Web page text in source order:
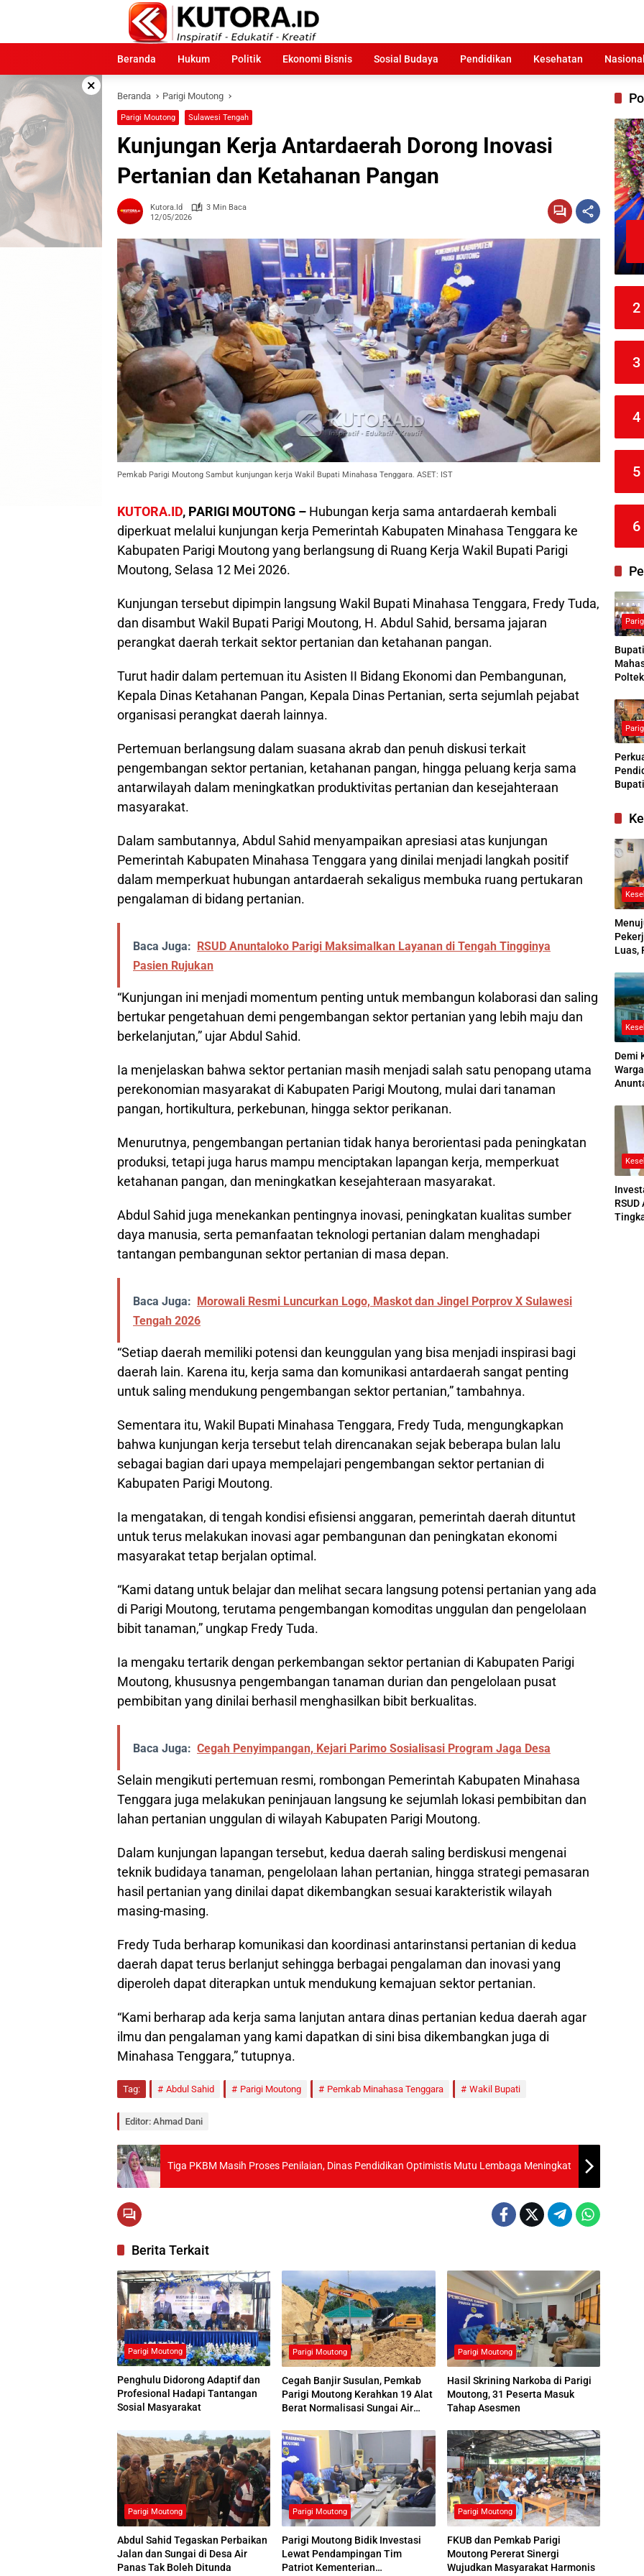
Beranda
Hukum Politik Ekonomi Bisnis Sosial Budaya Pendidikan Kesehatan Nasional
×
Beranda Parigi Moutong
Parigi Moutong Sulawesi Tengah
Kunjungan Kerja Antardaerah Dorong Inovasi
Pertanian dan Ketahanan Pangan
Kutora.id
3 Min Baca
12/05/2026
Pemkab Parigi Moutong Sambut kunjungan kerja Wakil Bupati Minahasa Tenggara. ASET: IST
KUTORA.ID, PARIGI MOUTONG – Hubungan kerja sama antardaerah kembali
diperkuat melalui kunjungan kerja Pemerintah Kabupaten Minahasa Tenggara ke
Kabupaten Parigi Moutong yang berlangsung di Ruang Kerja Wakil Bupati Parigi
Moutong, Selasa 12 Mei 2026.
Kunjungan tersebut dipimpin langsung Wakil Bupati Minahasa Tenggara, Fredy Tuda,
dan disambut Wakil Bupati Parigi Moutong, H. Abdul Sahid, bersama jajaran
perangkat daerah terkait sektor pertanian dan ketahanan pangan.
Turut hadir dalam pertemuan itu Asisten II Bidang Ekonomi dan Pembangunan,
Kepala Dinas Ketahanan Pangan, Kepala Dinas Pertanian, serta sejumlah pejabat
organisasi perangkat daerah lainnya.
Pertemuan berlangsung dalam suasana akrab dan penuh diskusi terkait
pengembangan sektor pertanian, ketahanan pangan, hingga peluang kerja sama
antarwilayah dalam meningkatkan produktivitas pertanian dan kesejahteraan
masyarakat.
Dalam sambutannya, Abdul Sahid menyampaikan apresiasi atas kunjungan
Pemerintah Kabupaten Minahasa Tenggara yang dinilai menjadi langkah positif
dalam memperkuat hubungan antardaerah sekaligus membuka ruang pertukaran
pengalaman di bidang pertanian.
Baca Juga: RSUD Anuntaloko Parigi Maksimalkan Layanan di Tengah Tingginya
Pasien Rujukan
“Kunjungan ini menjadi momentum penting untuk membangun kolaborasi dan saling
bertukar pengetahuan demi pengembangan sektor pertanian yang lebih maju dan
berkelanjutan,” ujar Abdul Sahid.
Ia menjelaskan bahwa sektor pertanian masih menjadi salah satu penopang utama
perekonomian masyarakat di Kabupaten Parigi Moutong, mulai dari tanaman
pangan, hortikultura, perkebunan, hingga sektor perikanan.
Menurutnya, pengembangan pertanian tidak hanya berorientasi pada peningkatan
produksi, tetapi juga harus mampu menciptakan lapangan kerja, memperkuat
ketahanan pangan, dan meningkatkan kesejahteraan masyarakat.
Abdul Sahid juga menekankan pentingnya inovasi, peningkatan kualitas sumber
daya manusia, serta pemanfaatan teknologi pertanian dalam menghadapi
tantangan pembangunan sektor pertanian di masa depan.
Baca Juga: Morowali Resmi Luncurkan Logo, Maskot dan Jingel Porprov X Sulawesi
Tengah 2026
“Setiap daerah memiliki potensi dan keunggulan yang bisa menjadi inspirasi bagi
daerah lain. Karena itu, kerja sama dan komunikasi antardaerah sangat penting
untuk saling mendukung pengembangan sektor pertanian,” tambahnya.
Sementara itu, Wakil Bupati Minahasa Tenggara, Fredy Tuda, mengungkapkan
bahwa kunjungan kerja tersebut telah direncanakan sejak beberapa bulan lalu
sebagai bagian dari upaya mempelajari pengembangan sektor pertanian di
Kabupaten Parigi Moutong.
Ia mengatakan, di tengah kondisi efisiensi anggaran, pemerintah daerah dituntut
untuk terus melakukan inovasi agar pembangunan dan peningkatan ekonomi
masyarakat tetap berjalan optimal.
“Kami datang untuk belajar dan melihat secara langsung potensi pertanian yang ada
di Parigi Moutong, terutama pengembangan komoditas unggulan dan pengelolaan
bibit tanaman,” ungkap Fredy Tuda.
Ia mengaku tertarik dengan perkembangan sektor pertanian di Kabupaten Parigi
Moutong, khususnya pengembangan tanaman durian dan pengelolaan pusat
pembibitan yang dinilai berhasil menghasilkan bibit berkualitas.
Baca Juga: Cegah Penyimpangan, Kejari Parimo Sosialisasi Program Jaga Desa
Selain mengikuti pertemuan resmi, rombongan Pemerintah Kabupaten Minahasa
Tenggara juga melakukan peninjauan langsung ke sejumlah lokasi pembibitan dan
lahan pertanian unggulan di wilayah Kabupaten Parigi Moutong.
Dalam kunjungan lapangan tersebut, kedua daerah saling berdiskusi mengenai
teknik budidaya tanaman, pengelolaan lahan pertanian, hingga strategi pemasaran
hasil pertanian yang dinilai dapat dikembangkan sesuai karakteristik wilayah
masing-masing.
Fredy Tuda berharap komunikasi dan koordinasi antarinstansi pertanian di kedua
daerah dapat terus berlanjut sehingga berbagai pengalaman dan inovasi yang
diperoleh dapat diterapkan untuk mendukung kemajuan sektor pertanian.
“Kami berharap ada kerja sama lanjutan antara dinas pertanian kedua daerah agar
ilmu dan pengalaman yang kami dapatkan di sini bisa dikembangkan juga di
Minahasa Tenggara,” tutupnya.
Tag: Abdul Sahid Parigi Moutong Pemkab Minahasa Tenggara Wakil Bupati
Editor: Ahmad Dani
Tiga PKBM Masih Proses Penilaian, Dinas Pendidikan Optimistis Mutu Lembaga Meningkat
Berita Terkait
Parigi Moutong
Penghulu Didorong Adaptif dan
Profesional Hadapi Tantangan
Sosial Masyarakat
Parigi Moutong
Cegah Banjir Susulan, Pemkab
Parigi Moutong Kerahkan 19 Alat
Berat Normalisasi Sungai Air
Parigi Moutong
Hasil Skrining Narkoba di Parigi
Moutong, 31 Peserta Masuk
Tahap Asesmen
Parigi Moutong
Abdul Sahid Tegaskan Perbaikan
Jalan dan Sungai di Desa Air
Panas Tak Boleh Ditunda
Parigi Moutong
Parigi Moutong Bidik Investasi
Lewat Pendampingan Tim
Patriot Kementerian
Parigi Moutong
FKUB dan Pemkab Parigi
Moutong Pererat Sinergi
Wujudkan Masyarakat Harmonis
2
3
4
5
6
Sosial
Luas,
2026
Demi